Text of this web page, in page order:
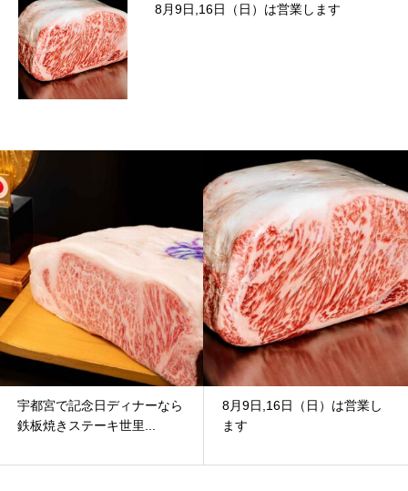
8月9日,16日（日）は営業します
宇都宮で記念日ディナーなら
鉄板焼きステーキ世里...
8月9日,16日（日）は営業し
ます